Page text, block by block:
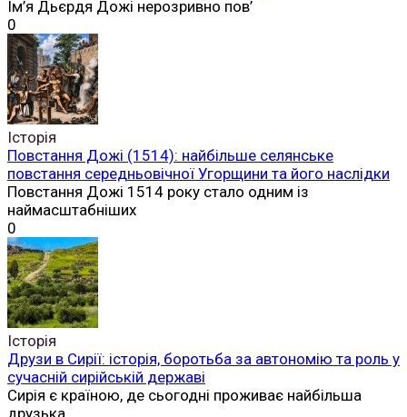
Ім’я Дьєрдя Дожі нерозривно пов’
0
Історія
Повстання Дожі (1514): найбільше селянське
повстання середньовічної Угорщини та його наслідки
Повстання Дожі 1514 року стало одним із
наймасштабніших
0
Історія
Друзи в Сирії: історія, боротьба за автономію та роль у
сучасній сирійській державі
Сирія є країною, де сьогодні проживає найбільша
друзька